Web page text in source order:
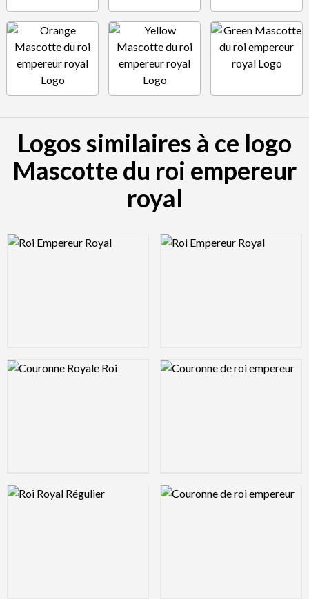
Logos similaires à ce logo
Mascotte du roi empereur
royal
Logo Preview Image Logo Preview Image
Logo Preview Image Logo Preview Image
Logo Preview Image Logo Preview Image